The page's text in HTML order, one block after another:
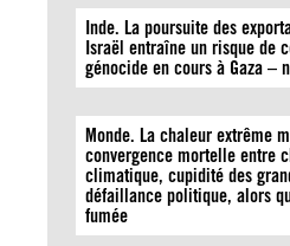
Inde. La poursuite des
Israël entraîne un risque de
génocide en cours à Gaza –
Monde. La chaleur extrême
convergence mortelle entre
climatique, cupidité des
défaillance politique, alors
fumée